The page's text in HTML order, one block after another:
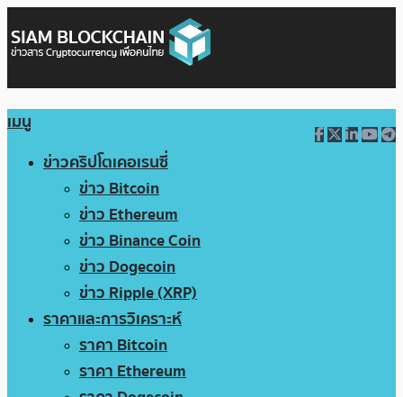
เมนู
ข่าวคริปโตเคอเรนซี่
ข่าว Bitcoin
ข่าว Ethereum
ข่าว Binance Coin
ข่าว Dogecoin
ข่าว Ripple (XRP)
ราคาและการวิเคราะห์
ราคา Bitcoin
ราคา Ethereum